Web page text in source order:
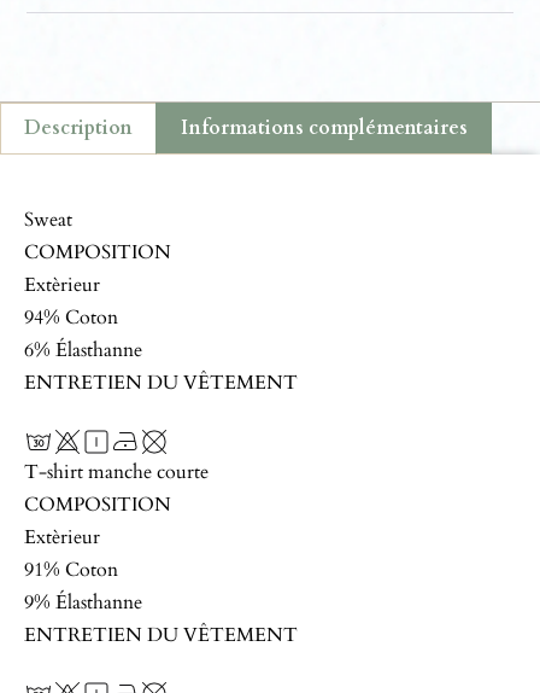
Description Informations complémentaires
Sweat
COMPOSITION
Extèrieur
94% Coton
6% Élasthanne
ENTRETIEN DU VÊTEMENT
T-shirt manche courte
COMPOSITION
Extèrieur
91% Coton
9% Élasthanne
ENTRETIEN DU VÊTEMENT